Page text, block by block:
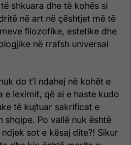
shkuara dhe të kohës si
në art në çështjet më të
filozofike, estetike dhe
në rrafsh universal
do t’i ndahej në kohët e
e leximit, që ai e haste kudo
të kujtuar sakrificat e
shqipe. Po vallë nuk është
sot e kësaj dite?! Sikur